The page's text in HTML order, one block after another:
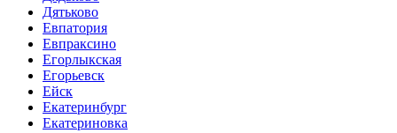
Дятьково
Евпатория
Евпраксино
Егорлыкская
Егорьевск
Ейск
Екатеринбург
Екатериновка